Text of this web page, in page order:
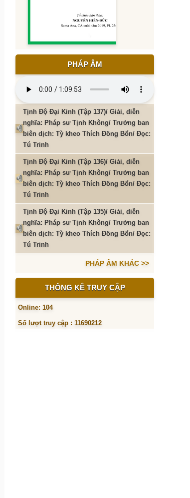
PHÁP ÂM
Tịnh Độ Đại Kinh (Tập 137)/ Giải, diễn
nghĩa: Pháp sư Tịnh Không/ Trưởng ban
biên dịch: Tỳ kheo Thích Đồng Bổn/ Đọc:
Tú Trinh
Tịnh Độ Đại Kinh (Tập 136)/ Giải, diễn
nghĩa: Pháp sư Tịnh Không/ Trưởng ban
biên dịch: Tỳ kheo Thích Đồng Bổn/ Đọc:
Tú Trinh
Tịnh Độ Đại Kinh (Tập 135)/ Giải, diễn
nghĩa: Pháp sư Tịnh Không/ Trưởng ban
biên dịch: Tỳ kheo Thích Đồng Bổn/ Đọc:
Tú Trinh
PHÁP ÂM KHÁC >>
THỐNG KÊ TRUY CẬP
Online: 104
Số lượt truy cập : 11690212